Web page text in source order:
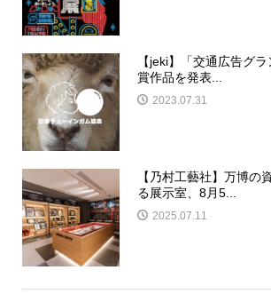
【jeki】「交通広告グ
賞作品を発表...
2023.07.31
【乃村工藝社】万博の
る展示室、8月5...
2025.07.11